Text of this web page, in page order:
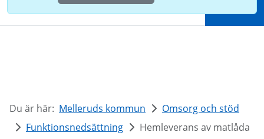
Du är här: Melleruds kommun
Omsorg och stöd
Funktionsnedsättning
Hemleverans av matlåda